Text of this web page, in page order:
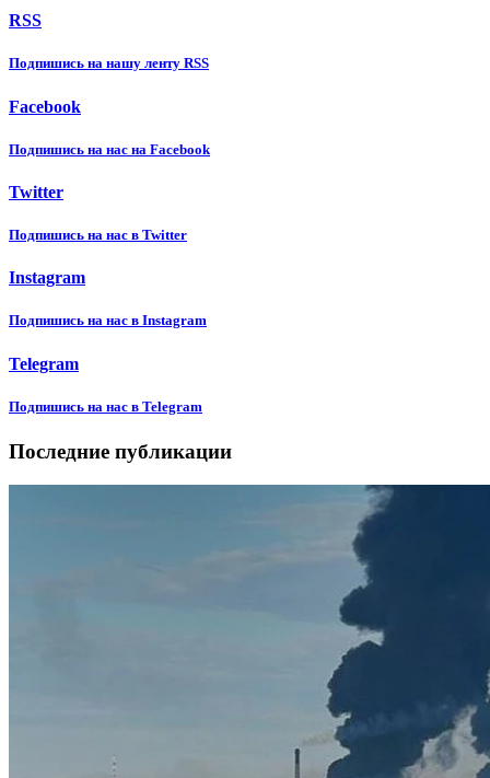
RSS
Подпишиcь на нашу ленту RSS
Facebook
Подпишиcь на нас на Facebook
Twitter
Подпишиcь на нас в Twitter
Instagram
Подпишиcь на нас в Instagram
Telegram
Подпишиcь на нас в Telegram
Последние публикации